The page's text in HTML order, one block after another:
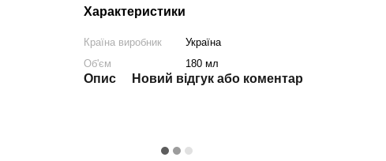
Характеристики
Країна виробник
Україна
Об'єм
180 мл
Опис Новий відгук або коментар